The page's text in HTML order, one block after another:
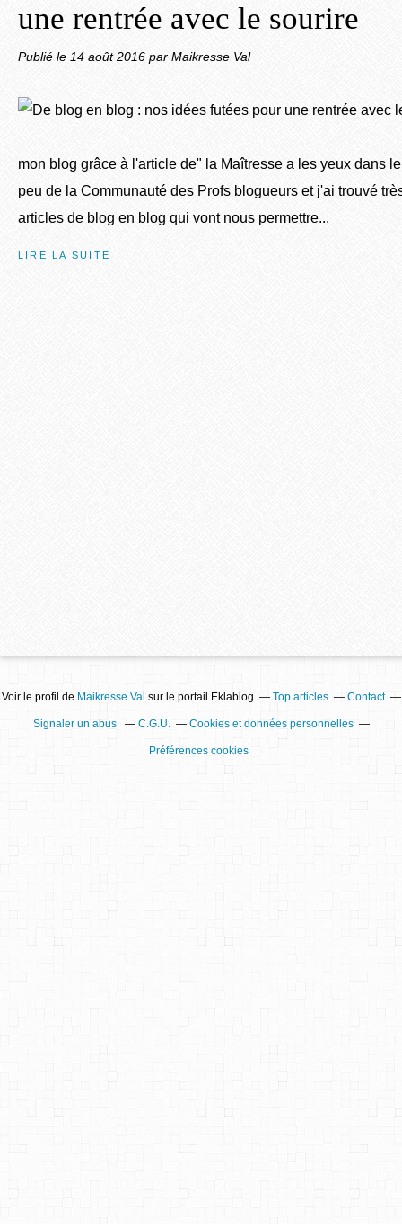
une rentrée avec le sourire
Publié le 14 août 2016 par Maikresse Val
mon blog grâce à l'article de" la Maîtresse a les yeux dans
peu de la Communauté des Profs blogueurs et j'ai trouvé
articles de blog en blog qui vont nous permettre...
LIRE LA SUITE
Voir le profil de Maikresse Val sur le portail Eklablog Top articles Contact
Signaler un abus C.G.U. Cookies et données personnelles
Préférences cookies